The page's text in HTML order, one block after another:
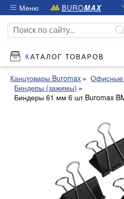
Меню BUROMAX
КАТАЛОГ ТОВАРОВ
Канцтовары Buromax
Офисные
Биндеры (зажимы)
Биндеры 61 мм 6 шт Buromax